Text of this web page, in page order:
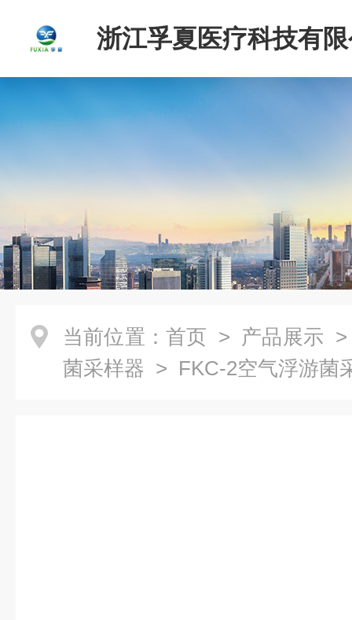
浙江孚夏医疗科技有
当前位置： 首页 > 产品展示
菌采样器 > FKC-2空气浮游菌